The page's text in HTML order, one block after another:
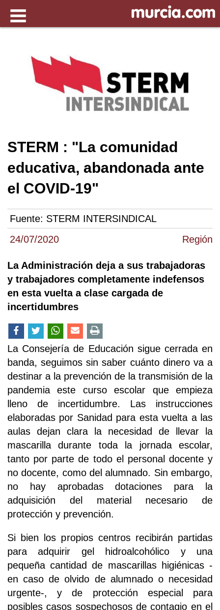
24/07/2020 Región
STERM : "La comunidad
educativa, abandonada ante
el COVID-19"
Fuente: STERM INTERSINDICAL
La Administración deja a sus trabajadoras
y trabajadores completamente indefensos
en esta vuelta a clase cargada de
incertidumbres
La Consejería de Educación sigue cerrada en
banda, seguimos sin saber cuánto dinero va a
destinar a la prevención de la transmisión de la
pandemia este curso escolar que empieza
lleno de incertidumbre. Las instrucciones
elaboradas por Sanidad para esta vuelta a las
aulas dejan clara la necesidad de llevar la
mascarilla durante toda la jornada escolar,
tanto por parte de todo el personal docente y
no docente, como del alumnado. Sin embargo,
no hay aprobadas dotaciones para la
adquisición del material necesario de
protección y prevención.
Si bien los propios centros recibirán partidas
para adquirir gel hidroalcohólico y una
pequeña cantidad de mascarillas higiénicas -
en caso de olvido de alumnado o necesidad
urgente-, y de protección especial para
posibles casos sospechosos de contagio en el